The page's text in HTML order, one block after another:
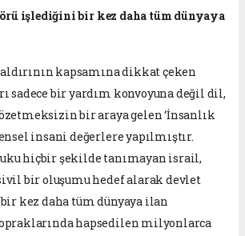
işlediğini bir kez daha tüm dünyaya
kapsamına dikkat çeken
sadece bir yardım konvoyuna değil dil,
bir araya gelen ‘İnsanlık
insani değerlere yapılmıştır.
hiçbir şekilde tanımayan israil,
bir oluşumu hedef alarak devlet
kez daha tüm dünyaya ilan
hapsedilen milyonlarca